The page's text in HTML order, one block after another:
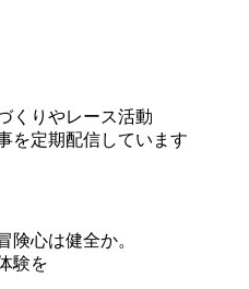
くりやレース活動
を定期配信しています
険心は健全か。
験を